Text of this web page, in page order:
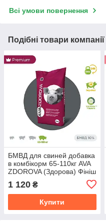
Всі умови повернення
Подібні товари компанії
БМВД для свиней добавка
в комбікорм 65-110кг AVA
ZDOROVA (Здорова) Фініш
1 120 ₴
Купити